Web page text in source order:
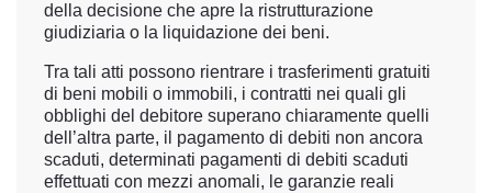
della decisione che apre la ristrutturazione
giudiziaria o la liquidazione dei beni.
Tra tali atti possono rientrare i trasferimenti gratuiti
di beni mobili o immobili, i contratti nei quali gli
obblighi del debitore superano chiaramente quelli
dell’altra parte, il pagamento di debiti non ancora
scaduti, determinati pagamenti di debiti scaduti
effettuati con mezzi anomali, le garanzie reali